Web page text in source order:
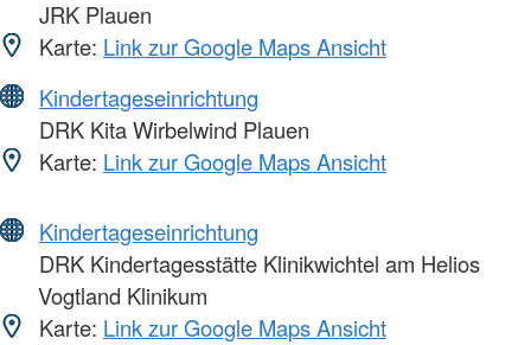
JRK Plauen
Karte: Link zur Google Maps Ansicht
Kindertageseinrichtung
DRK Kita Wirbelwind Plauen
Karte: Link zur Google Maps Ansicht
Kindertageseinrichtung
DRK Kindertagesstätte Klinikwichtel am Helios
Vogtland Klinikum
Karte: Link zur Google Maps Ansicht